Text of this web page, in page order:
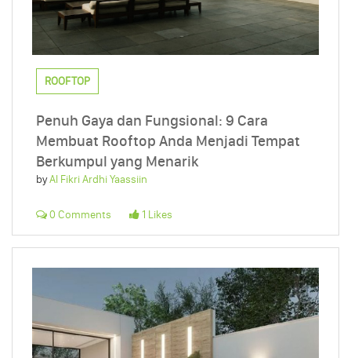
ROOFTOP
Penuh Gaya dan Fungsional: 9 Cara
Membuat Rooftop Anda Menjadi Tempat
Berkumpul yang Menarik
byAl Fikri Ardhi Yaassiin
0 Comments 1 Likes